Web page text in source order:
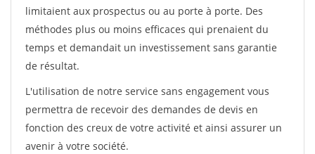
limitaient aux prospectus ou au porte à porte. Des
méthodes plus ou moins efficaces qui prenaient du
temps et demandait un investissement sans garantie
de résultat.
L'utilisation de notre service sans engagement vous
permettra de recevoir des demandes de devis en
fonction des creux de votre activité et ainsi assurer un
avenir à votre société.